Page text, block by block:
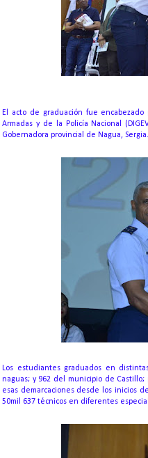
El acto de graduación fue
Armadas y de la Policía Nacional
Gobernadora provincial de Nagua,
Los estudiantes graduados en
naguas; y 962 del municipio de Castillo;
esas demarcaciones desde los inicios
50mil 637 técnicos en diferentes